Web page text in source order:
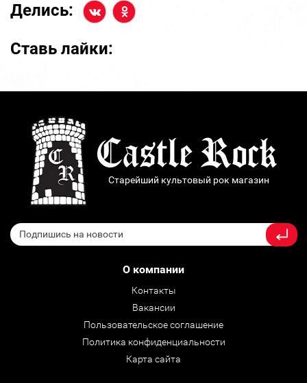
Делись:
Ставь лайки:
Старейший культовый рок магазин
О компании
Контакты
Вакансии
Пользовательское соглашение
Политика конфиденциальности
Карта сайта